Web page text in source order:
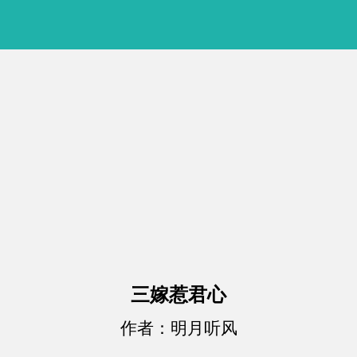
三嫁惹君心
作者：明月听风